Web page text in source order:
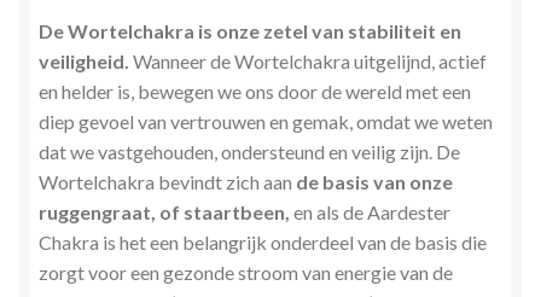
De Wortelchakra is onze zetel van stabiliteit en
veiligheid. Wanneer de Wortelchakra uitgelijnd, actief
en helder is, bewegen we ons door de wereld met een
diep gevoel van vertrouwen en gemak, omdat we weten
dat we vastgehouden, ondersteund en veilig zijn. De
Wortelchakra bevindt zich aan de basis van onze
ruggengraat, of staartbeen, en als de Aardester
Chakra is het een belangrijk onderdeel van de basis die
zorgt voor een gezonde stroom van energie van de